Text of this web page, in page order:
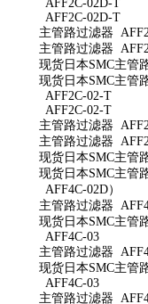
AFF2C-02D-T
AFF2C-02D-T
主管路过滤器
主管路过滤器
现货日本SMC主管
现货日本SMC主管
AFF2C-02-T
AFF2C-02-T
主管路过滤器
主管路过滤器
现货日本SMC主管
现货日本SMC主管
AFF4C-02D）
主管路过滤器
现货日本SMC主管
AFF4C-03
主管路过滤器
现货日本SMC主管
AFF4C-03
主管路过滤器